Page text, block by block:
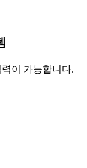
이 가능합니다.